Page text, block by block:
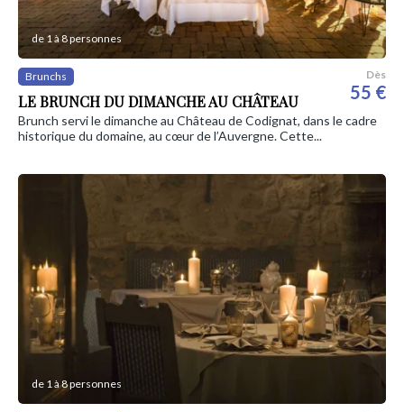
de 1 à 8 personnes
Brunchs
LE BRUNCH DU DIMANCHE AU CHÂTEAU
Dès
55 €
Brunch servi le dimanche au Château de Codignat, dans le cadre
historique du domaine, au cœur de l’Auvergne. Cette...
de 1 à 8 personnes